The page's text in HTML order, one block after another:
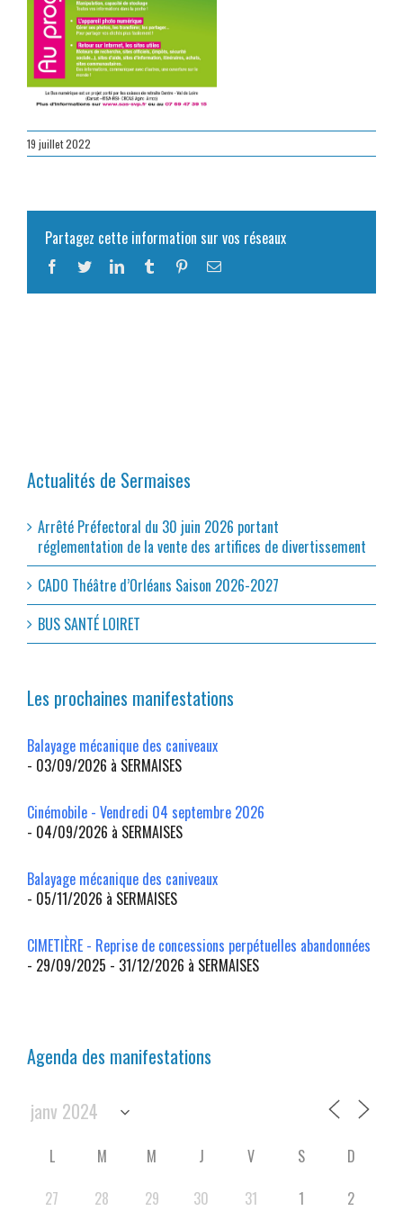
19 juillet 2022
Partagez cette information sur vos réseaux
Facebook
TwitterLinkedInTumblr PinterestEmail
Actualités de Sermaises
Arrêté Préfectoral du 30 juin 2026 portant
réglementation de la vente des artifices de divertissement
CADO Théâtre d’Orléans Saison 2026-2027
BUS SANTÉ LOIRET
Les prochaines manifestations
Balayage mécanique des caniveaux
- 03/09/2026 à SERMAISES
Cinémobile - Vendredi 04 septembre 2026
- 04/09/2026 à SERMAISES
Balayage mécanique des caniveaux
- 05/11/2026 à SERMAISES
CIMETIÈRE - Reprise de concessions perpétuelles abandonnées
- 29/09/2025 - 31/12/2026 à SERMAISES
Agenda des manifestations
L M M J V S
D
27
28 29 30 31 1 2